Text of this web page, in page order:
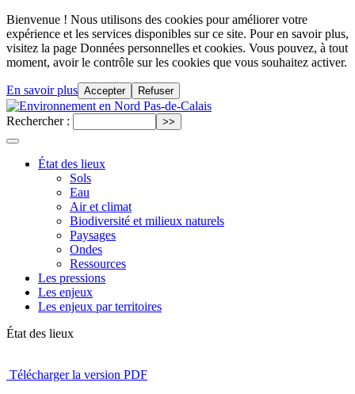
Bienvenue ! Nous utilisons des cookies pour améliorer votre
expérience et les services disponibles sur ce site. Pour en savoir plus,
visitez la page Données personnelles et cookies. Vous pouvez, à tout
moment, avoir le contrôle sur les cookies que vous souhaitez activer.
En savoir plus Accepter Refuser
Rechercher :
État des lieux
Sols
Eau
Air et climat
Biodiversité et milieux naturels
Paysages
Ondes
Ressources
Les pressions
Les enjeux
Les enjeux par territoires
État des lieux
Télécharger la version PDF